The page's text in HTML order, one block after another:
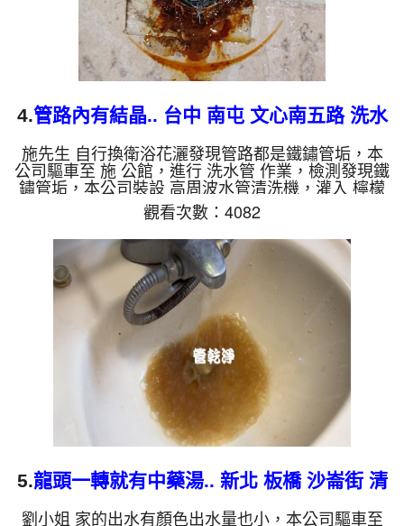
4.管路內有結晶.. 台中 南屯 文心南五路 洗水
管
施先生 自行換衛浴花灑發現管路都是鐵鏽管垢，本
公司驅車至 施 公館，進行 洗水管 作業，檢測發現鐵
鏽管垢，本公司裝設 高周波水管清洗機，灌入 檸檬
酸 至水管，等了約15分，開啟 水管清洗機 ，啟動 螺
旋波 模式，一洗水管就流出髒水，顏色越來越深，
二個多小時後，出水乾淨出水量恢復了。 如是自來
水，如水管老化，會產生鐵鏽跟泥沙堆積，洗出來的
水就會是咖啡色，地下水含有氧化錳，管壁上會結成
黑色管垢，洗出來的水會跟石油一樣黑，有些洗出綠
色的水，是因為裡面有銅的物質，生鏽產生銅綠，如
是藍色的水，是因為...
觀看次數：4082
5.龍頭一轉就有中藥湯.. 新北 板橋 沙崙街 清
洗水管
劉小姐 家的出水有顏色出水量也小，本公司驅車至